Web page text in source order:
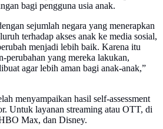
bagi pengguna usia anak.
sejumlah negara yang menerapkan
terhadap akses anak ke media sosial,
menjadi lebih baik. Karena itu
perubahan yang mereka lakukan,
agar lebih aman bagi anak-anak,”
menyampaikan hasil self-assessment
Untuk layanan streaming atau OTT, di
Max, dan Disney.